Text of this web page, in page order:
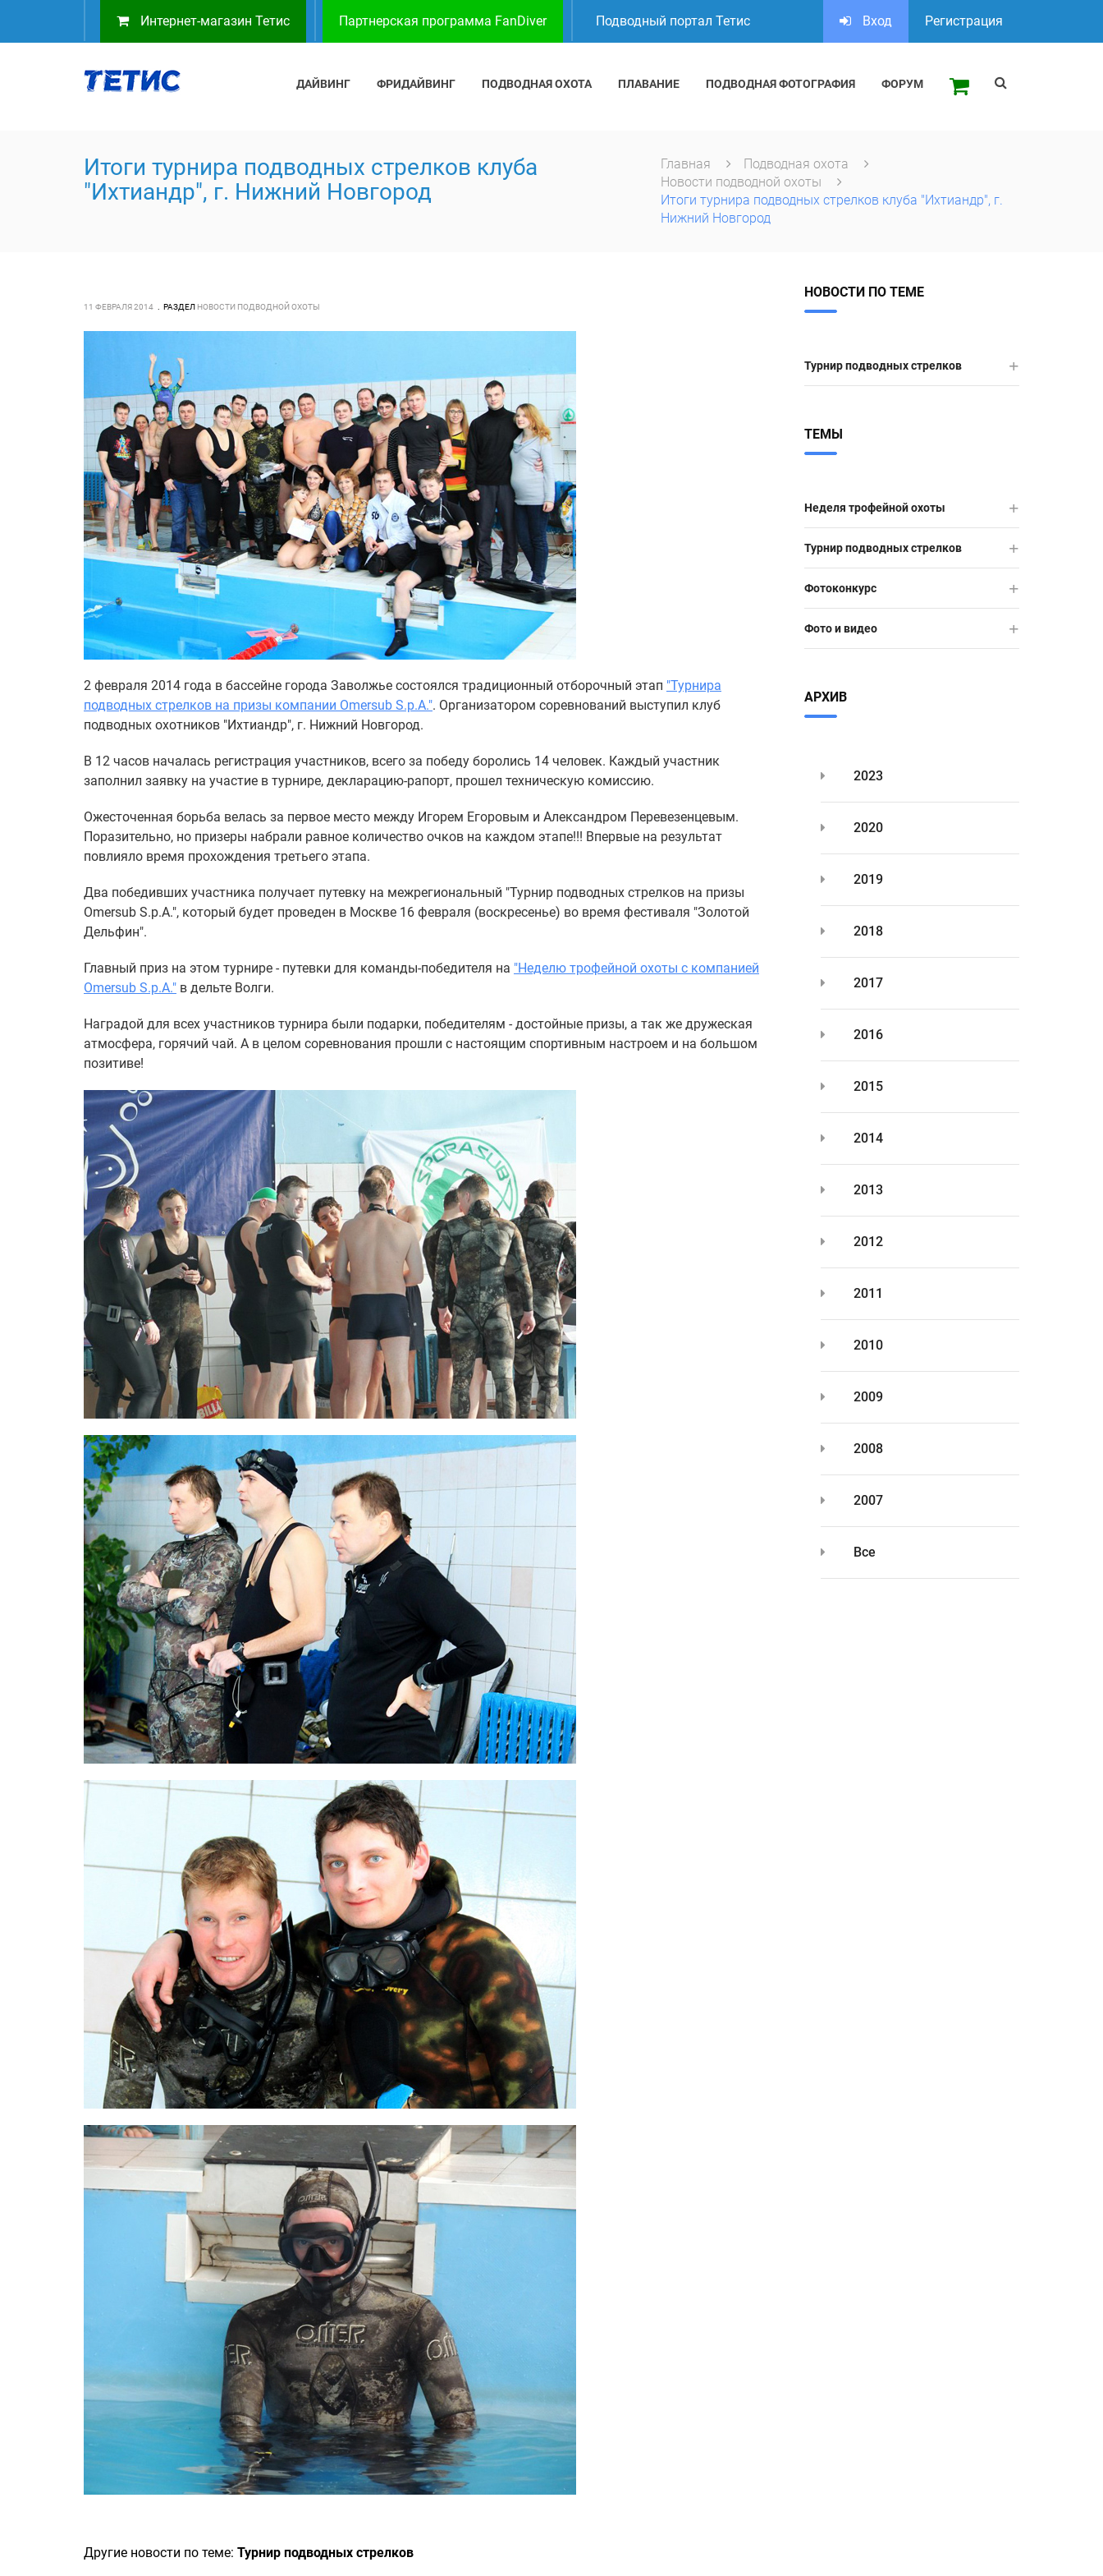
Интернет-магазин Тетис Партнерская программа FanDiver Подводный портал Тетис Вход Регистрация
ДАЙВИНГ ФРИДАЙВИНГ ПОДВОДНАЯ ОХОТА ПЛАВАНИЕ ПОДВОДНАЯ ФОТОГРАФИЯ ФОРУМ
Итоги турнира подводных стрелков клуба
"Ихтиандр", г. Нижний Новгород
Главная
Подводная охота
Новости подводной охоты
Итоги турнира подводных стрелков клуба "Ихтиандр", г.
Нижний Новгород
11 ФЕВРАЛЯ 2014 РАЗДЕЛ НОВОСТИ ПОДВОДНОЙ ОХОТЫ
2 февраля 2014 года в бассейне города Заволжье состоялся традиционный отборочный этап "Турнира
подводных стрелков на призы компании Omersub S.p.A.". Организатором соревнований выступил клуб
подводных охотников "Ихтиандр", г. Нижний Новгород.
В 12 часов началась регистрация участников, всего за победу боролись 14 человек. Каждый участник
заполнил заявку на участие в турнире, декларацию-рапорт, прошел техническую комиссию.
Ожесточенная борьба велась за первое место между Игорем Егоровым и Александром Перевезенцевым.
Поразительно, но призеры набрали равное количество очков на каждом этапе!!! Впервые на результат
повлияло время прохождения третьего этапа.
Два победивших участника получает путевку на межрегиональный "Турнир подводных стрелков на призы
Omersub S.p.A.", который будет проведен в Москве 16 февраля (воскресенье) во время фестиваля "Золотой
Дельфин".
Главный приз на этом турнире - путевки для команды-победителя на "Неделю трофейной охоты с компанией
Omersub S.p.A." в дельте Волги.
Наградой для всех участников турнира были подарки, победителям - достойные призы, а так же дружеская
атмосфера, горячий чай. А в целом соревнования прошли с настоящим спортивным настроем и на большом
позитиве!
Другие новости по теме: Турнир подводных стрелков
НОВОСТИ ПО ТЕМЕ
Турнир подводных стрелков
ТЕМЫ
Неделя трофейной охоты
Турнир подводных стрелков
Фотоконкурс
Фото и видео
АРХИВ
2023
2020
2019
2018
2017
2016
2015
2014
2013
2012
2011
2010
2009
2008
2007
Все